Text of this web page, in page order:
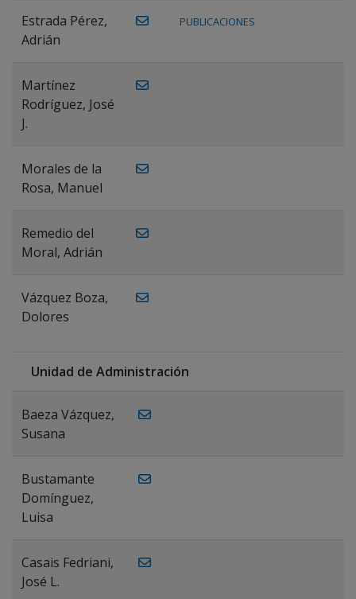
Estrada Pérez,
Adrián
PUBLICACIONES
Martínez
Rodríguez, José
J.
Morales de la
Rosa, Manuel
Remedio del
Moral, Adrián
Vázquez Boza,
Dolores
Unidad de Administración
Baeza Vázquez,
Susana
Bustamante
Domínguez,
Luisa
Casais Fedriani,
José L.